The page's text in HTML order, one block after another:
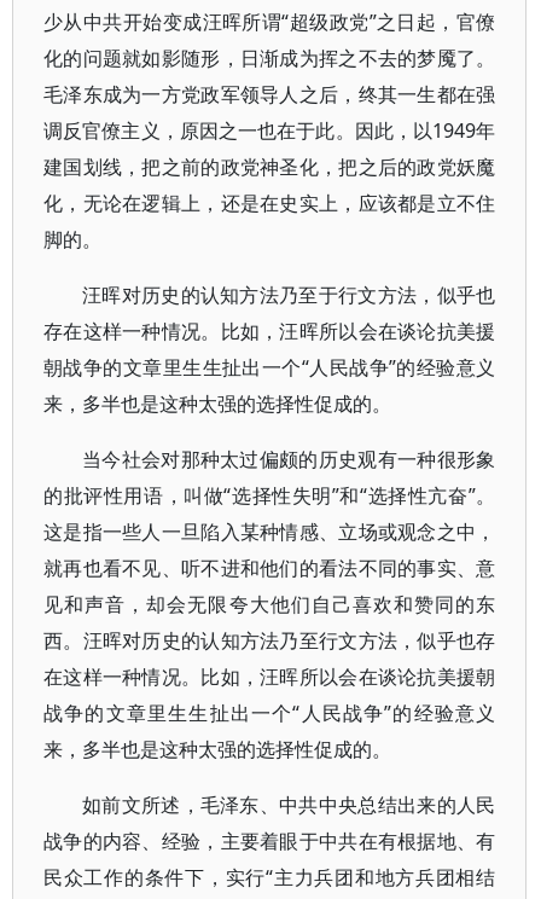
少从中共开始变成汪晖所谓“超级政党”之日起，官僚
化的问题就如影随形，日渐成为挥之不去的梦魇了。
毛泽东成为一方党政军领导人之后，终其一生都在强
调反官僚主义，原因之一也在于此。因此，以1949年
建国划线，把之前的政党神圣化，把之后的政党妖魔
化，无论在逻辑上，还是在史实上，应该都是立不住
脚的。
汪晖对历史的认知方法乃至于行文方法，似乎也
存在这样一种情况。比如，汪晖所以会在谈论抗美援
朝战争的文章里生生扯出一个“人民战争”的经验意义
来，多半也是这种太强的选择性促成的。
当今社会对那种太过偏颇的历史观有一种很形象
的批评性用语，叫做“选择性失明”和“选择性亢奋”。
这是指一些人一旦陷入某种情感、立场或观念之中，
就再也看不见、听不进和他们的看法不同的事实、意
见和声音，却会无限夸大他们自己喜欢和赞同的东
西。汪晖对历史的认知方法乃至行文方法，似乎也存
在这样一种情况。比如，汪晖所以会在谈论抗美援朝
战争的文章里生生扯出一个“人民战争”的经验意义
来，多半也是这种太强的选择性促成的。
如前文所述，毛泽东、中共中央总结出来的人民
战争的内容、经验，主要着眼于中共在有根据地、有
民众工作的条件下，实行“主力兵团和地方兵团相结